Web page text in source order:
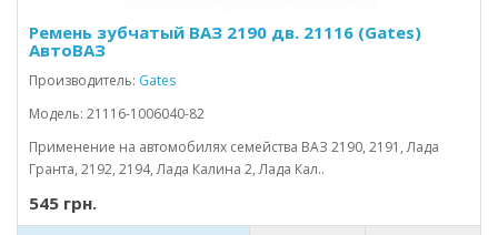
Ремень зубчатый ВАЗ 2190 дв. 21116 (Gates)
АвтоВАЗ
Производитель: Gates
Модель: 21116-1006040-82
Применение на автомобилях семейства ВАЗ 2190, 2191, Лада
Гранта, 2192, 2194, Лада Калина 2, Лада Кал..
545 грн.